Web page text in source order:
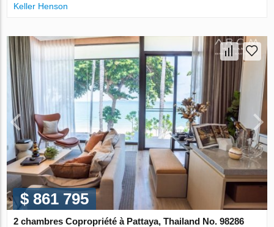
Keller Henson
$ 861 795
2 chambres Copropriété à Pattaya, Thailand No. 98286